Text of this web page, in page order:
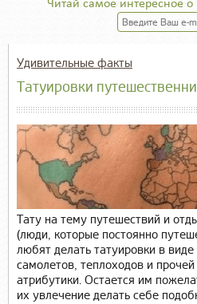
Читай самое
Удивительные факты
Татуировки
Тату на тему путешествий и
(люди, которые постоянно
любят делать татуировки в
самолетов, теплоходов и прочей
атрибутики. Остается им
их увлечение делать себе